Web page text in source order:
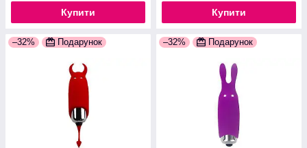
Купити Купити
–32% Подарунок –32% Подарунок